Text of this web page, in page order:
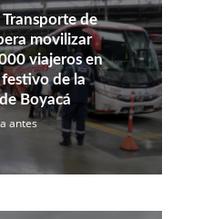
de
movilizar
viajeros en
de la
Boyacá
antes